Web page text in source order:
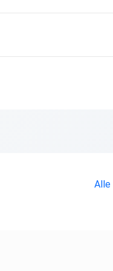
Alle